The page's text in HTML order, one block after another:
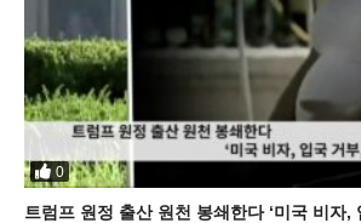
0
트럼프 원정 출산 원천 봉쇄한다 ‘미국 비자,